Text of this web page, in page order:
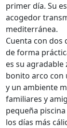
primer día. Su
acogedor
mediterránea.
Cuenta con
de forma
es su agradable
bonito arco con
y un ambiente
familiares y
pequeña
los días más